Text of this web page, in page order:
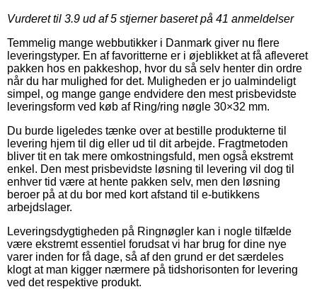
Vurderet til 3.9 ud af 5 stjerner baseret på 41 anmeldelser
Temmelig mange webbutikker i Danmark giver nu flere
leveringstyper. En af favoritterne er i øjeblikket at få afleveret
pakken hos en pakkeshop, hvor du så selv henter din ordre
når du har mulighed for det. Muligheden er jo ualmindeligt
simpel, og mange gange endvidere den mest prisbevidste
leveringsform ved køb af Ring/ring nøgle 30×32 mm.
Du burde ligeledes tænke over at bestille produkterne til
levering hjem til dig eller ud til dit arbejde. Fragtmetoden
bliver tit en tak mere omkostningsfuld, men også ekstremt
enkel. Den mest prisbevidste løsning til levering vil dog til
enhver tid være at hente pakken selv, men den løsning
beroer på at du bor med kort afstand til e-butikkens
arbejdslager.
Leveringsdygtigheden på Ringnøgler kan i nogle tilfælde
være ekstremt essentiel forudsat vi har brug for dine nye
varer inden for få dage, så af den grund er det særdeles
klogt at man kigger nærmere på tidshorisonten for levering
ved det respektive produkt.